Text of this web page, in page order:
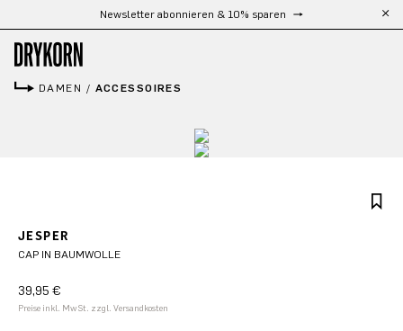
Zum Hauptinhalt springen
Kostenloser Versand ab 300 €
DAMEN / ACCESSOIRES
JESPER
CAP IN BAUMWOLLE
39,95 €
Preise inkl. MwSt. zzgl. Versandkosten